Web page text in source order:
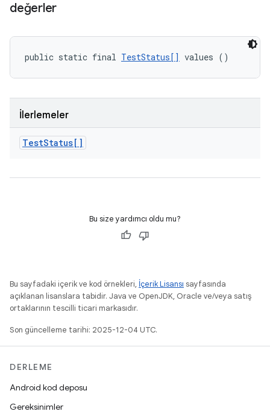
değerler
public static final TestStatus[] values ()
İlerlemeler
TestStatus[]
Bu size yardımcı oldu mu?
Bu sayfadaki içerik ve kod örnekleri, İçerik Lisansı sayfasında
açıklanan lisanslara tabidir. Java ve OpenJDK, Oracle ve/veya satış
ortaklarının tescilli ticari markasıdır.
Son güncelleme tarihi: 2025-12-04 UTC.
DERLEME
Android kod deposu
Gereksinimler